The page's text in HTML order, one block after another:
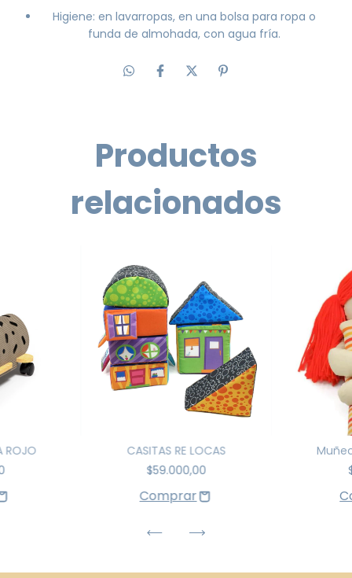
Higiene: en lavarropas, en una bolsa para ropa o
funda de almohada, con agua fría.
Productos
relacionados
ROJO
CASITAS RE LOCAS
$59.000,00